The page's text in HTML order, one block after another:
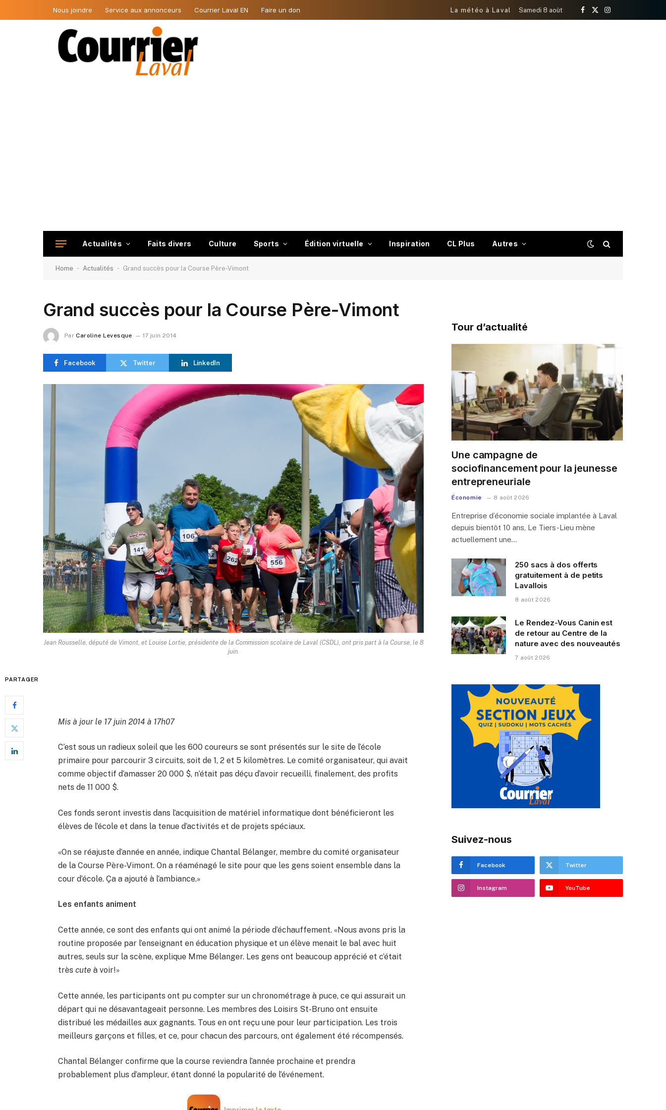
Nous joindre Service aux annonceurs Courrier Laval EN Faire un don La météo à Laval Samedi 8 août
Facebook
X
Instagram
Actualités Faits divers Culture Sports Édition virtuelle Inspiration CL Plus Autres
Home - Actualités - Grand succès pour la Course Père-Vimont
Grand succès pour la Course Père-Vimont
Par Caroline Levesque 17 juin 2014
Facebook Twitter LinkedIn
Jean Rousselle, député de Vimont, et Louise Lortie, présidente de la Commission scolaire de Laval (CSDL), ont pris part à la Course, le 8
juin.
PARTAGER
Mis à jour le 17 juin 2014 à 17h07
C’est sous un radieux soleil que les 600 coureurs se sont présentés sur le site de l’école
primaire pour parcourir 3 circuits, soit de 1, 2 et 5 kilomètres. Le comité organisateur, qui avait
comme objectif d’amasser 20 000 $, n’était pas déçu d’avoir recueilli, finalement, des profits
nets de 11 000 $.
Ces fonds seront investis dans l’acquisition de matériel informatique dont bénéficieront les
élèves de l’école et dans la tenue d’activités et de projets spéciaux.
«On se réajuste d’année en année, indique Chantal Bélanger, membre du comité organisateur
de la Course Père-Vimont. On a réaménagé le site pour que les gens soient ensemble dans la
cour d’école. Ça a ajouté à l’ambiance.»
Les enfants animent
Cette année, ce sont des enfants qui ont animé la période d’échauffement. «Nous avons pris la
routine proposée par l’enseignant en éducation physique et un élève menait le bal avec huit
autres, seuls sur la scène, explique Mme Bélanger. Les gens ont beaucoup apprécié et c’était
trèscute à voir!»
Cette année, les participants ont pu compter sur un chronométrage à puce, ce qui assurait un
départ qui ne désavantageait personne. Les membres des Loisirs St-Bruno ont ensuite
distribué les médailles aux gagnants. Tous en ont reçu une pour leur participation. Les trois
meilleurs garçons et filles, et ce, pour chacun des parcours, ont également été récompensés.
Chantal Bélanger confirme que la course reviendra l’année prochaine et prendra
probablement plus d’ampleur, étant donné la popularité de l’événement.
Tour d’actualité
Une campagne de
sociofinancement pour la jeunesse
entrepreneuriale
Économie 8 août 2026
Entreprise d’économie sociale implantée à Laval
depuis bientôt 10 ans, Le Tiers-Lieu mène
actuellement une…
250 sacs à dos offerts
gratuitement à de petits
Lavallois
8 août 2026
Le Rendez-Vous Canin est
de retour au Centre de la
nature avec des nouveautés
7 août 2026
Suivez-nous
Facebook Twitter
Instagram YouTube